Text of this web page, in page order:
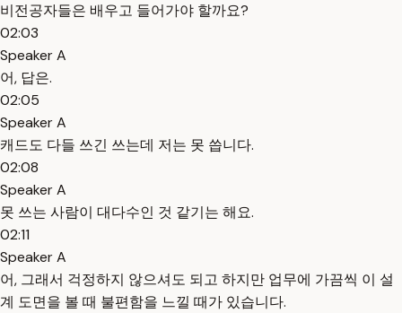
비전공자들은 배우고 들어가야 할까요?
02:03
Speaker A
어, 답은.
02:05
Speaker A
캐드도 다들 쓰긴 쓰는데 저는 못 씁니다.
02:08
Speaker A
못 쓰는 사람이 대다수인 것 같기는 해요.
02:11
Speaker A
어, 그래서 걱정하지 않으셔도 되고 하지만 업무에 가끔씩 이 설
계 도면을 볼 때 불편함을 느낄 때가 있습니다.